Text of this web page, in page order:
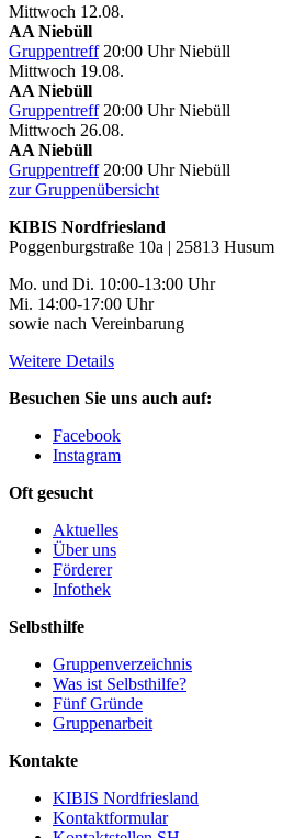
Mittwoch 12.08.
AA Niebüll
Gruppentreff 20:00 Uhr Niebüll
Mittwoch 19.08.
AA Niebüll
Gruppentreff 20:00 Uhr Niebüll
Mittwoch 26.08.
AA Niebüll
Gruppentreff 20:00 Uhr Niebüll
zur Gruppenübersicht
KIBIS Nordfriesland
Poggenburgstraße 10a | 25813 Husum
Mo. und Di. 10:00-13:00 Uhr
Mi. 14:00-17:00 Uhr
sowie nach Vereinbarung
Weitere Details
Besuchen Sie uns auch auf:
Facebook
Instagram
Oft gesucht
Aktuelles
Über uns
Förderer
Infothek
Selbsthilfe
Gruppenverzeichnis
Was ist Selbsthilfe?
Fünf Gründe
Gruppenarbeit
Kontakte
KIBIS Nordfriesland
Kontaktformular